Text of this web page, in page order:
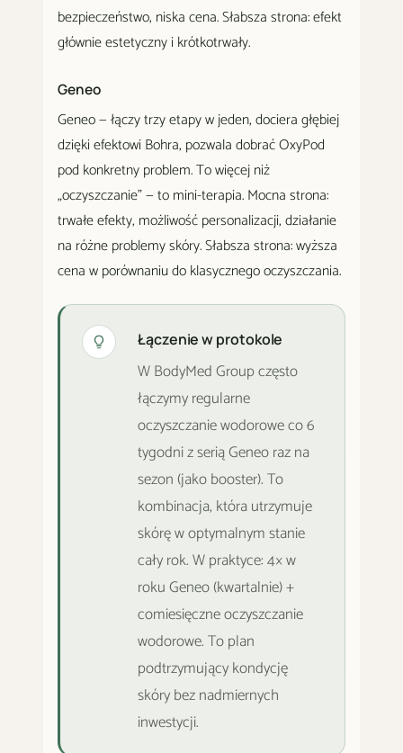
bezpieczeństwo, niska cena. Słabsza strona: efekt
głównie estetyczny i krótkotrwały.
Geneo
Geneo — łączy trzy etapy w jeden, dociera głębiej
dzięki efektowi Bohra, pozwala dobrać OxyPod
pod konkretny problem. To więcej niż
„oczyszczanie" — to mini-terapia. Mocna strona:
trwałe efekty, możliwość personalizacji, działanie
na różne problemy skóry. Słabsza strona: wyższa
cena w porównaniu do klasycznego oczyszczania.
Łączenie w protokole
W BodyMed Group często
łączymy regularne
oczyszczanie wodorowe co 6
tygodni z serią Geneo raz na
sezon (jako booster). To
kombinacja, która utrzymuje
skórę w optymalnym stanie
cały rok. W praktyce: 4× w
roku Geneo (kwartalnie) +
comiesięczne oczyszczanie
wodorowe. To plan
podtrzymujący kondycję
skóry bez nadmiernych
inwestycji.